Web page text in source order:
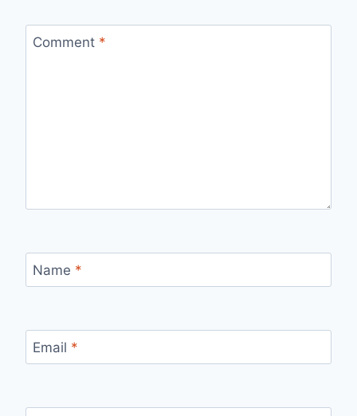
Comment *
Name *
Email *